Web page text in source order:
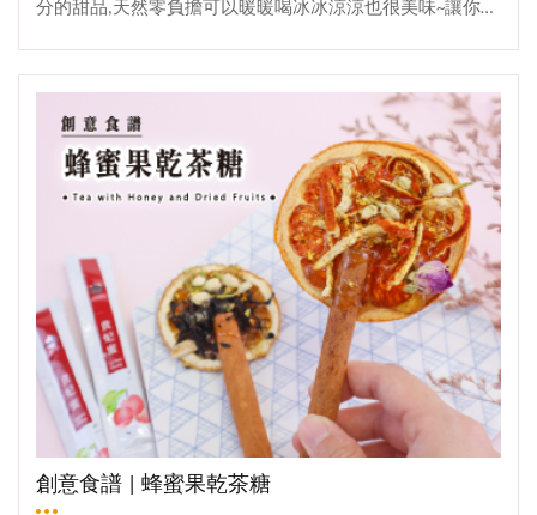
分的甜品,天然零負擔可以暖暖喝冰冰涼涼也很美味~讓你日
配用 (若使用乾燥白木耳需先泡水 0.5-1 小時） ② 將紅棗去
籽切半備用【步驟二】慢火熬煮~① 裝一鍋水煮滾,比例
為 銀耳1 : 水8 ② 水滾後放入白木耳,蓋上鍋蓋沸騰50分鐘
③ 接著放入備料好的紅棗攪拌均勻,轉至小火繼續熬煮約20
分鐘【步驟三】快出鍋啦~① 20分鐘後加入冰糖/枸杞,攪拌
均勻蓋上鍋蓋悶煮2分鐘! 【步驟四】美味上桌~① 兩分鐘
後就完成啦 ! 享用前記得放涼後依個人口味加入美味的蜂
蜜,甜蜜咕溜咕溜超好吃!冷冷的天來上一碗幸福感滿分～養
顏美容又簡單！
觀看更多
創意食譜 | 蜂蜜果乾茶糖